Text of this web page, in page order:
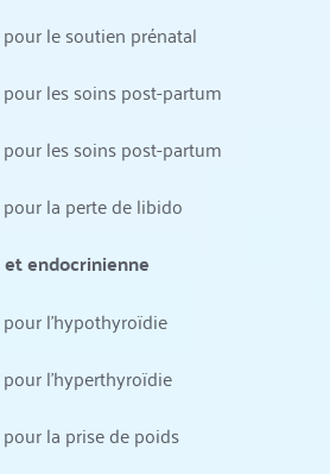
le soutien prénatal
les soins post-partum
les soins post-partum
la perte de libido
endocrinienne
l'hypothyroïdie
l'hyperthyroïdie
la prise de poids